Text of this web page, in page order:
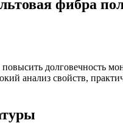
фибра
долговечность
анализ свойств,